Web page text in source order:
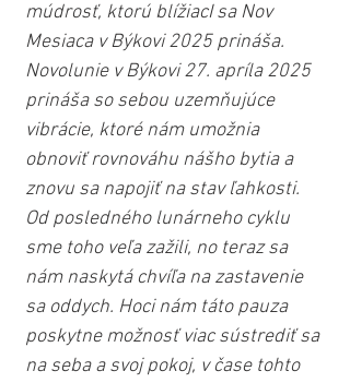
múdrosť, ktorú blížiacI sa Nov
Mesiaca v Býkovi 2025 prináša.
Novolunie v Býkovi 27. apríla 2025
prináša so sebou uzemňujúce
vibrácie, ktoré nám umožnia
obnoviť rovnováhu nášho bytia a
znovu sa napojiť na stav ľahkosti.
Od posledného lunárneho cyklu
sme toho veľa zažili, no teraz sa
nám naskytá chvíľa na zastavenie
sa oddych. Hoci nám táto pauza
poskytne možnosť viac sústrediť sa
na seba a svoj pokoj, v čase tohto